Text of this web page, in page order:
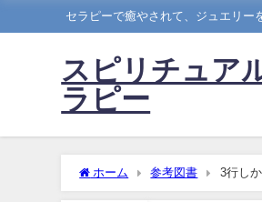
セラピーで癒やされて、ジュエリー
スピリチュア
ラピー
ホーム 参考図書 3行し